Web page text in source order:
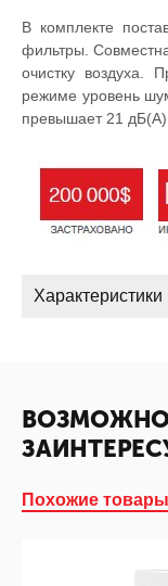
В комплекте
фильтры.
очистку воздуха.
режиме уровень
превышает 21 дБ(А).
Характеристики
Похожие товары